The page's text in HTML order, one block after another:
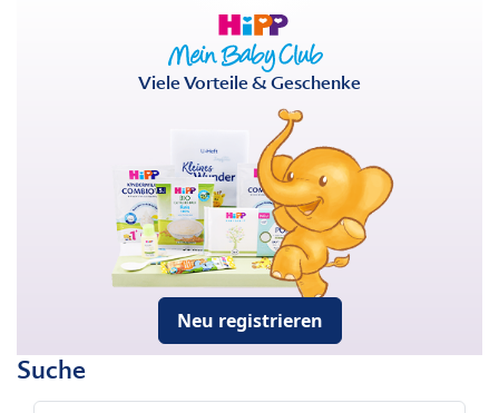
Viele Vorteile & Geschenke
Neu registrieren
Suche